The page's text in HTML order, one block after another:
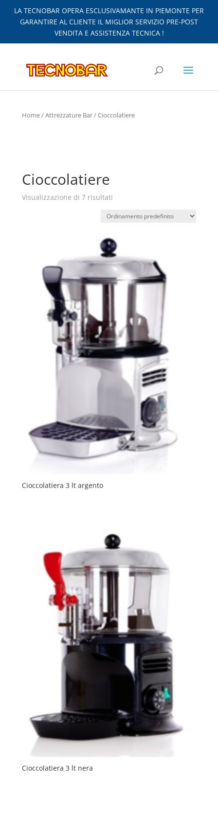
LA TECNOBAR OPERA ESCLUSIVAMANTE IN PIEMONTE PER
GARANTIRE AL CLIENTE IL MIGLIOR SERVIZIO PRE-POST
VENDITA E ASSISTENZA TECNICA !
Home/Attrezzature Bar/ Cioccolatiere
Cioccolatiere
Visualizzazione di 7 risultati
Cioccolatiera 3 lt argento
Cioccolatiera 3 lt nera